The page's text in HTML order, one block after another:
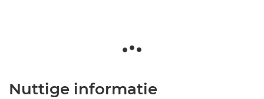
Nuttige informatie